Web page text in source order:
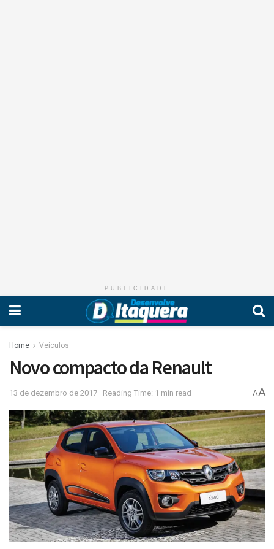
PUBLICIDADE
Home Veículos
Novo compacto da Renault
13 de dezembro de 2017 Reading Time: 1 min read AA